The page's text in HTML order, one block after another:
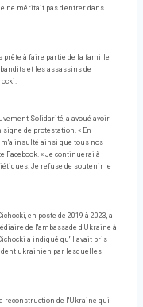
ne méritait pas d'entrer dans
prête à faire partie de la famille
et les assassins de
Solidarité, a avoué avoir
de protestation. « En
insulté ainsi que tous nos
Facebook. « Je continuerai à
Je refuse de soutenir le
en poste de 2019 à 2023, a
de l'ambassade d'Ukraine à
a indiqué qu'il avait pris
ukrainien par lesquelles
reconstruction de l'Ukraine qui